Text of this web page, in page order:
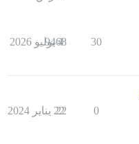
30
9468
4 يوليو 2026
0
22
22 يناير 2024